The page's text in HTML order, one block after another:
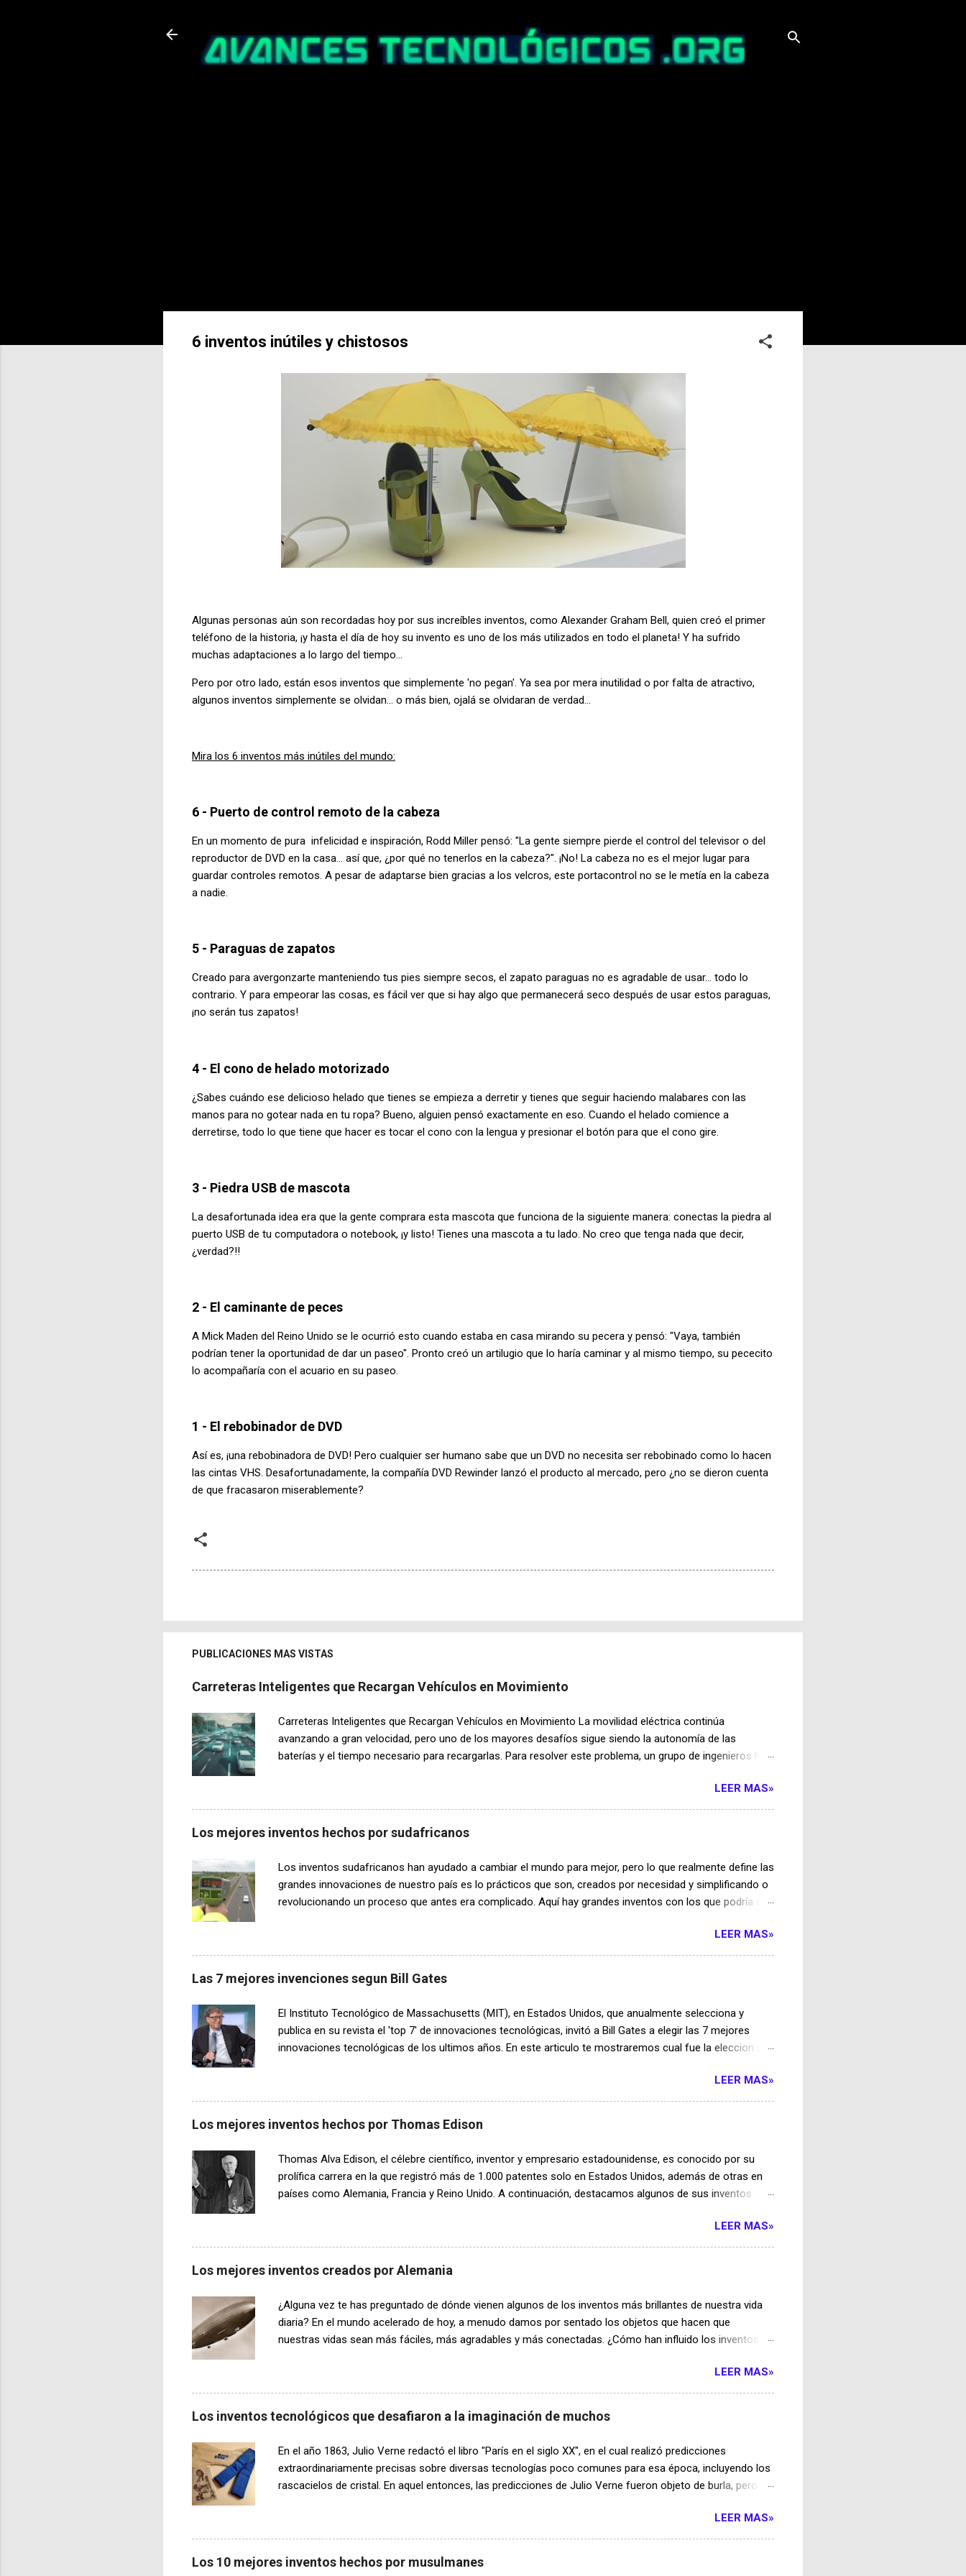
6 inventos inútiles y chistosos
Algunas personas aún son recordadas hoy por sus increíbles inventos, como Alexander Graham Bell, quien creó el primer
teléfono de la historia, ¡y hasta el día de hoy su invento es uno de los más utilizados en todo el planeta! Y ha sufrido
muchas adaptaciones a lo largo del tiempo...
Pero por otro lado, están esos inventos que simplemente 'no pegan'. Ya sea por mera inutilidad o por falta de atractivo,
algunos inventos simplemente se olvidan... o más bien, ojalá se olvidaran de verdad...
Mira los 6 inventos más inútiles del mundo:
6 - Puerto de control remoto de la cabeza
En un momento de pura infelicidad e inspiración, Rodd Miller pensó: "La gente siempre pierde el control del televisor o del
reproductor de DVD en la casa... así que, ¿por qué no tenerlos en la cabeza?". ¡No! La cabeza no es el mejor lugar para
guardar controles remotos. A pesar de adaptarse bien gracias a los velcros, este portacontrol no se le metía en la cabeza
a nadie.
5 - Paraguas de zapatos
Creado para avergonzarte manteniendo tus pies siempre secos, el zapato paraguas no es agradable de usar... todo lo
contrario. Y para empeorar las cosas, es fácil ver que si hay algo que permanecerá seco después de usar estos paraguas,
¡no serán tus zapatos!
4 - El cono de helado motorizado
¿Sabes cuándo ese delicioso helado que tienes se empieza a derretir y tienes que seguir haciendo malabares con las
manos para no gotear nada en tu ropa? Bueno, alguien pensó exactamente en eso. Cuando el helado comience a
derretirse, todo lo que tiene que hacer es tocar el cono con la lengua y presionar el botón para que el cono gire.
3 - Piedra USB de mascota
La desafortunada idea era que la gente comprara esta mascota que funciona de la siguiente manera: conectas la piedra al
puerto USB de tu computadora o notebook, ¡y listo! Tienes una mascota a tu lado. No creo que tenga nada que decir,
¿verdad?!!
2 - El caminante de peces
A Mick Maden del Reino Unido se le ocurrió esto cuando estaba en casa mirando su pecera y pensó: "Vaya, también
podrían tener la oportunidad de dar un paseo". Pronto creó un artilugio que lo haría caminar y al mismo tiempo, su pececito
lo acompañaría con el acuario en su paseo.
1 - El rebobinador de DVD
Así es, ¡una rebobinadora de DVD! Pero cualquier ser humano sabe que un DVD no necesita ser rebobinado como lo hacen
las cintas VHS. Desafortunadamente, la compañía DVD Rewinder lanzó el producto al mercado, pero ¿no se dieron cuenta
de que fracasaron miserablemente?
PUBLICACIONES MAS VISTAS
Carreteras Inteligentes que Recargan Vehículos en Movimiento
Carreteras Inteligentes que Recargan Vehículos en Movimiento La movilidad eléctrica continúa
avanzando a gran velocidad, pero uno de los mayores desafíos sigue siendo la autonomía de las
baterías y el tiempo necesario para recargarlas. Para resolver este problema, un grupo de ingenieros ha
vehículos mientras circulan. Esta tecnología podría transformar por completo el transporte terrestre
durante las próximas décadas. El funcionamiento de estas carreteras se basa en la carga inalámbrica
dinámica. Bajo la superficie del asfalto se instalan módulos especiales equipados con bobinas
electromagnéticas. Cuando un vehículo compatible circula sobre ellas, se genera un campo magnético
los aspectos más interesantes de este invento es que los segmentos de carga se activan únicamente
cuando dete...
LEER MAS»
Los mejores inventos hechos por sudafricanos
Los inventos sudafricanos han ayudado a cambiar el mundo para mejor, pero lo que realmente define las
grandes innovaciones de nuestro país es lo prácticos que son, creados por necesidad y simplificando o
revolucionando un proceso que antes era complicado. Aquí hay grandes inventos con los que podría o
Universidad de Johannesburgo , desarrolló una tecnología de energía solar que utiliza una película
metálica microdelgada en lugar de las células solares fotovoltaicas basadas en silicio, mucho más
gruesas y considerablemente más caras. La tecnología ha hecho que la electricidad solar en Sudáfrica
sea cinco veces más barata. 2. Boletería informatizada En 1971, Percy Tucker de Benoni transformó la
industria de los eventos y el entretenimiento al inventar el primer sistema de reserva de boletos
centralizado y computarizado del mundo: Computicket . La gente ya no tenía que hacer cola en el t...
LEER MAS»
Las 7 mejores invenciones segun Bill Gates
El Instituto Tecnológico de Massachusetts (MIT), en Estados Unidos, que anualmente selecciona y
publica en su revista el 'top 7' de innovaciones tecnológicas, invitó a Bill Gates a elegir las 7 mejores
innovaciones tecnológicas de los ultimos años. En este articulo te mostraremos cual fue la eleccion de
quimioterapia ataca las células sanas y estas vacunas personalizadas contra el cáncer, que actualmente
se están probando en pacientes, hacen que las defensas naturales del cuerpo destruyan solo los
tumores al identificarlos por sus errores genéticos. Exámenes de sangre de diagnóstico para bebés
prematuros Un simple análisis de sangre permitirá a los médicos identificar a las mujeres propensas a
mejor oportunidad de supervivencia, al detectar variaciones en la expresión de siete genes qu...
LEER MAS»
Los mejores inventos hechos por Thomas Edison
Thomas Alva Edison, el célebre científico, inventor y empresario estadounidense, es conocido por su
prolífica carrera en la que registró más de 1.000 patentes solo en Estados Unidos, además de otras en
países como Alemania, Francia y Reino Unido. A continuación, destacamos algunos de sus inventos
contar votos, pero esta idea inicial no tuvo éxito y resultó ser un fracaso. Sin embargo, su concepto fue
mejorado con el tiempo, y hoy en día, los países cuentan con máquinas automáticas para contabilizar
votos en elecciones. 2. El Fonógrafo: Edison alcanzó la fama con la invención del fonógrafo, el primer
dispositivo capaz de grabar y reproducir sonidos. Utilizaba una punta de metal para registrar ondas
fonógrafo se convirtió en una revolución tecnológica y marcó el inicio de la era de la m...
LEER MAS»
Los mejores inventos creados por Alemania
¿Alguna vez te has preguntado de dónde vienen algunos de los inventos más brillantes de nuestra vida
diaria? En el mundo acelerado de hoy, a menudo damos por sentado los objetos que hacen que
nuestras vidas sean más fáciles, más agradables y más conectadas. ¿Cómo han influido los inventos
mucho tiempo un centro neurálgico de la innovación, dando origen a una plétora de famosos inventos
alemanes que han dado forma a nuestro mundo de maneras profundas. Abróchate el cinturón y únete a
nosotros en este divertido viaje a través de algunos de los mejores inventos alemanes y las inspiradoras
historias detrás de ellos. El zepelín El conde Ferdinand von Zeppelin, un verdadero visionario de la
inventar el dirigible Zeppelin a principios del siglo XX. Estas magníficas máquinas voladoras, a menudo
LEER MAS»
Los inventos tecnológicos que desafiaron a la imaginación de muchos
En el año 1863, Julio Verne redactó el libro "París en el siglo XX", en el cual realizó predicciones
extraordinariamente precisas sobre diversas tecnologías poco comunes para esa época, incluyendo los
rascacielos de cristal. En aquel entonces, las predicciones de Julio Verne fueron objeto de burla, pero en
junto con otros inventos tecnológicos extraños, ejemplifica claramente que cada avance en la
tecnología requiere de personas valientes y con mentes sumamente imaginativas que se atrevan a
desarrollar estas ideas, sin temor al éxito y, en ocasiones, al fracaso. 1. Dispositivo silenciador Un grupo
de científicos japoneses creó la "Speech Jammer" (aparato de silenciamiento). Según su publicación,
LEER MAS»
Los 10 mejores inventos hechos por musulmanes